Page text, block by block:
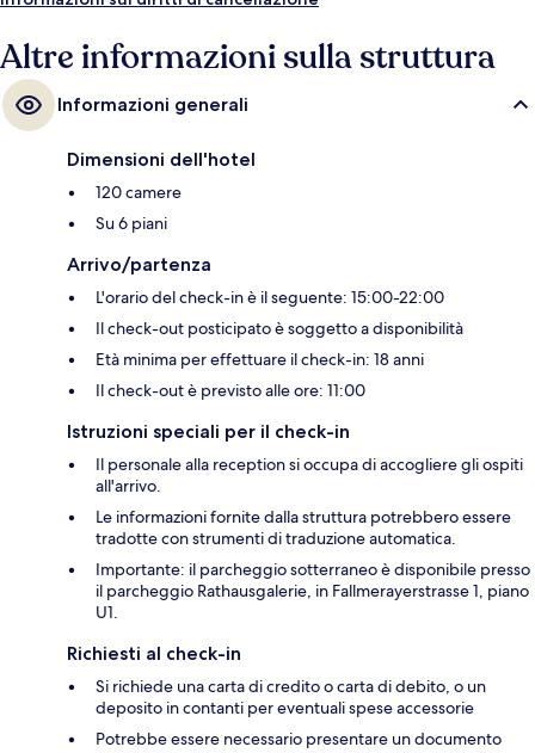
Altre informazioni sulla struttura
Informazioni generali
Dimensioni dell'hotel
120 camere
Su 6 piani
Arrivo/partenza
L'orario del check-in è il seguente: 15:00-22:00
Il check-out posticipato è soggetto a disponibilità
Età minima per effettuare il check-in: 18 anni
Il check-out è previsto alle ore: 11:00
Istruzioni speciali per il check-in
Il personale alla reception si occupa di accogliere gli ospiti
all'arrivo.
Le informazioni fornite dalla struttura potrebbero essere
tradotte con strumenti di traduzione automatica.
Importante: il parcheggio sotterraneo è disponibile presso
il parcheggio Rathausgalerie, in Fallmerayerstrasse 1, piano
U1.
Richiesti al check-in
Si richiede una carta di credito o carta di debito, o un
deposito in contanti per eventuali spese accessorie
Potrebbe essere necessario presentare un documento